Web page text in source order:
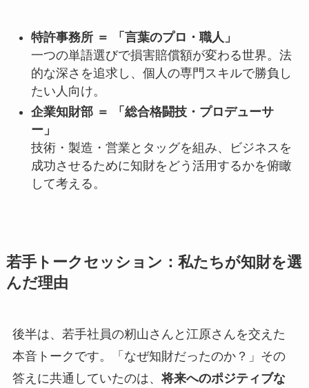
特許事務所 ＝ 「言葉のプロ・職人」
一つの単語選びで損害賠償額が変わる世界。法
的な深さを追求し、個人の専門スキルで勝負し
たい人向け。
企業知財部 ＝ 「総合格闘技・プロデューサ
ー」
技術・製造・営業とタッグを組み、ビジネスを
成功させるために知財をどう活用するかを俯瞰
して考える。
若手トークセッション：私たちが知財を選
んだ理由
後半は、若手社員の籾山さんと江原さんを交えた
本音トークです。「なぜ知財だったのか？」その
答えに共通していたのは、 将来へのポジティブな